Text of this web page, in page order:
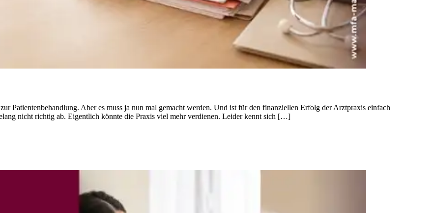
Patientenbehandlung. Aber es muss ja nun mal gemacht werden. Und ist für den finanziellen Erfolg der Arztpraxis einfach
nicht richtig ab. Eigentlich könnte die Praxis viel mehr verdienen. Leider kennt sich […]